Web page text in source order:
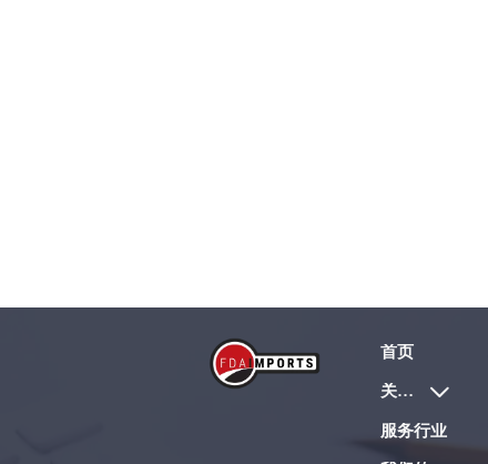
首页
关于我们 
服务行业